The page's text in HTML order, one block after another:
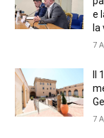
e
7
7